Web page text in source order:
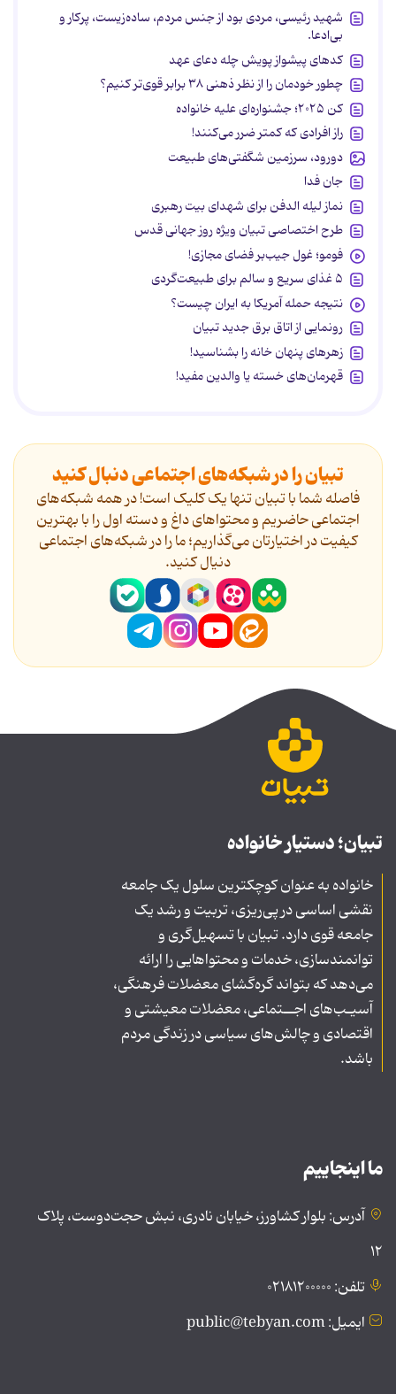
شهید رئیسی، مردی بود از جنس مردم، ساده‌زیست، پرکار و
بی‌ادعا.
کدهای پیشواز پویش چله دعای عهد
چطور خودمان را از نظر ذهنی ۳۸ برابر قوی‌تر کنیم؟
کن ۲۰۲۵؛ جشنواره‌ای علیه خانواده
راز افرادی که کمتر ضرر می‌کنند!
دورود، سرزمین شگفتی‌های طبیعت
جان فدا
نماز لیله الدفن برای شهدای بیت رهبری
طرح اختصاصی تبیان ویژه روز جهانی قدس
فومو؛ غول جیب‌بر فضای مجازی!
۵ غذای سریع و سالم برای طبیعت‌گردی
نتیجه حمله آمریکا به ایران چیست؟
رونمایی از اتاق برق جدید تبیان
زهرهای پنهان خانه را بشناسید!
قهرمان‌های خسته یا والدین مفید!
تبیان را در شبکه‌های اجتماعی دنبال کنید
فاصله شما با تبیان تنها یک کلیک است! در همه شبکه‌های
اجتماعی حاضریم و محتواهای داغ و دسته اول را با بهترین
کیفیت در اختیارتان می‌گذاریم؛ ما را در شبکه‌های اجتماعی
دنیال کنید.
تبیان؛ دستیار خانواده
خانواده به عنوان کوچکترین سلول یک جامعه
نقشی اساسی در پی‌ریزی، تربیت و رشد یک
جامعه قوی دارد. تبیان با تسهیل‌گری و
توانمندسازی، خدمات و محتواهایی را ارائه
می‌دهد که بتواند گره‌گشای معضلات فرهنگی،
آسیـب‌های اجــتماعی، معضلات معیشتی و
اقتصادی و چالش‌های سیاسی در زندگی مردم
باشد.
ما اینجاییم
آدرس: بلوار کشاورز، خیابان نادری، نبش حجت‌دوست، پلاک
۱۲
تلفن: ۰۲۱۸۱۲۰۰۰۰۰
ایمیل: public@tebyan.com